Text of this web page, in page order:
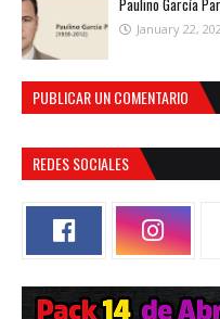
Paulino García
January 22,
PUBLICAR UN COMENTARIO
REDES SOCIALES